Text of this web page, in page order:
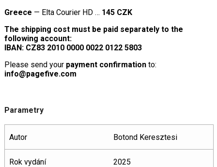
Greece — Elta Courier HD … 145 CZK
The shipping cost must be paid separately to the
following account:
IBAN: CZ83 2010 0000 0022 0122 5803
Please send your payment confirmationto:
info@pagefive.com
Parametry
Autor Botond Keresztesi
Rok vydání 2025